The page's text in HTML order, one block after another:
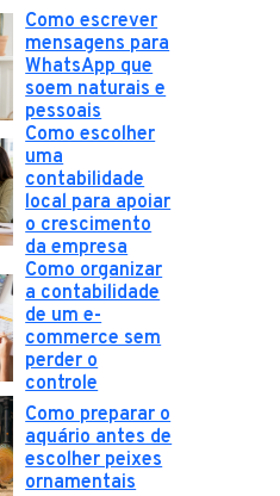
Como escrever
mensagens para
WhatsApp que
soem naturais e
pessoais
Como escolher
uma
contabilidade
local para apoiar
o crescimento
da empresa
Como organizar
a contabilidade
de um e-
commerce sem
perder o
controle
Como preparar o
aquário antes de
escolher peixes
ornamentais